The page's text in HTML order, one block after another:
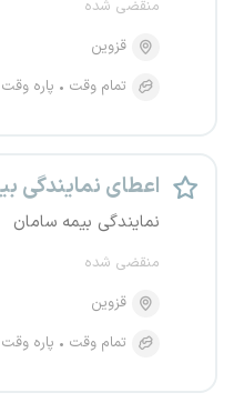
منقضی شده
قزوین
تمام وقت
پاره وقت
اعطای نمایندگی
نمایندگی بیمه سامان
منقضی شده
قزوین
تمام وقت
پاره وقت